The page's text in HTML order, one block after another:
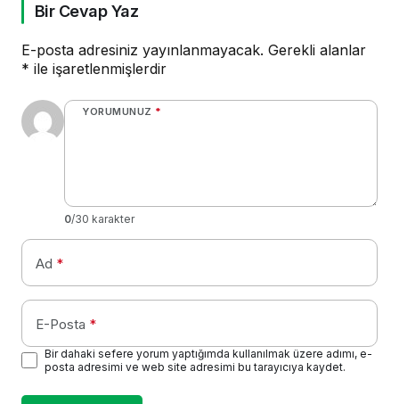
Bir Cevap Yaz
E-posta adresiniz yayınlanmayacak. Gerekli alanlar
* ile işaretlenmişlerdir
YORUMUNUZ *
0/30 karakter
Ad *
E-Posta *
Bir dahaki sefere yorum yaptığımda kullanılmak üzere adımı, e-
posta adresimi ve web site adresimi bu tarayıcıya kaydet.